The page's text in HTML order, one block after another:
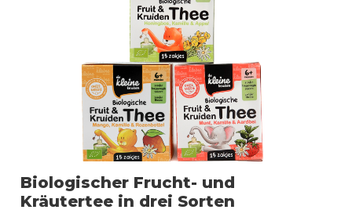
Biologischer Frucht- und
Kräutertee in drei Sorten